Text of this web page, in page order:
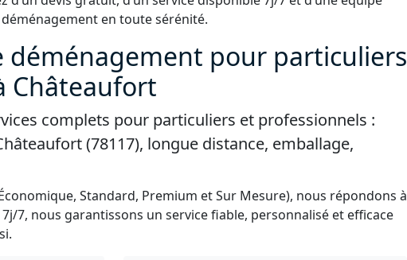
en toute sérénité.
déménagement pour particuliers
Châteaufort
complets pour particuliers et professionnels :
(78117), longue distance, emballage,
Standard, Premium et Sur Mesure), nous répondons à
7, nous garantissons un service fiable, personnalisé et efficace